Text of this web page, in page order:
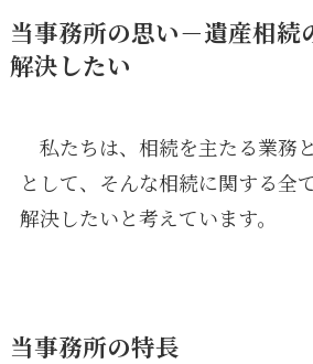
当事務所の思い－遺産相続
解決したい
私たちは、相続を主たる業務
として、そんな相続に関する全
解決したいと考えています。
当事務所の特長